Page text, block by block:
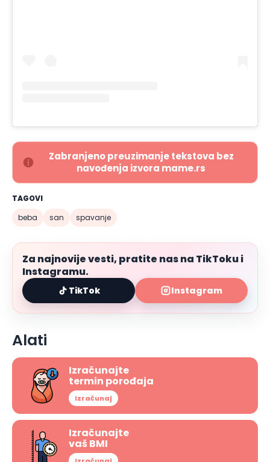
Zabranjeno preuzimanje tekstova bez
navođenja izvora mame.rs
TAGOVI
beba
san spavanje
Za najnovije vesti, pratite nas na TikToku i
Instagramu.
TikTok Instagram
Alati
Izračunajte
termin porođaja
Izračunaj
Izračunajte
vaš BMI